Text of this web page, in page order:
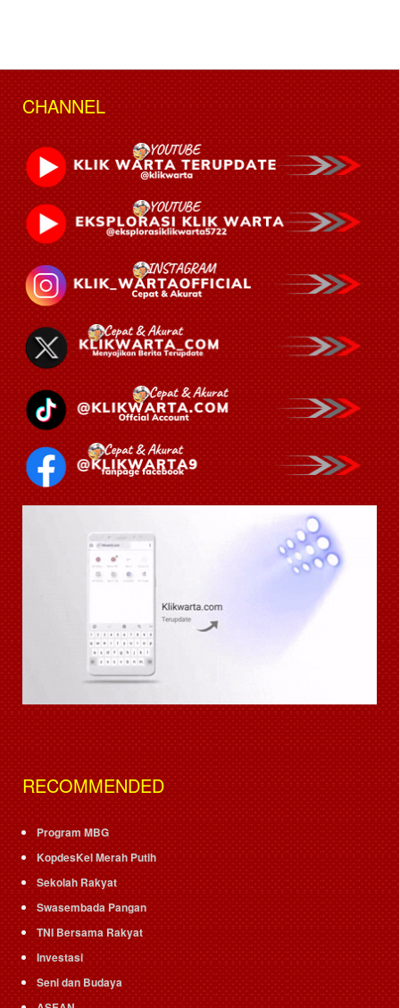
CHANNEL
RECOMMENDED
Program MBG
KopdesKel Merah Putih
Sekolah Rakyat
Swasembada Pangan
TNI Bersama Rakyat
Investasi
Seni dan Budaya